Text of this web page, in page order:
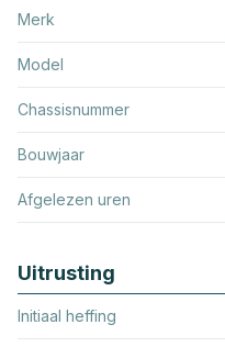
Merk
Model
Chassisnummer
Bouwjaar
Afgelezen uren
Uitrusting
Initiaal heffing